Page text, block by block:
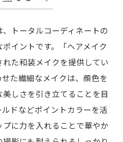
トータルコーディネートの
イントです。「ヘアメイク
た和装メイクを提供してい
た繊細なメイクは、顔色を
しさを引き立てることを目
ドなどポイントカラーを活
に力を入れることで華やか